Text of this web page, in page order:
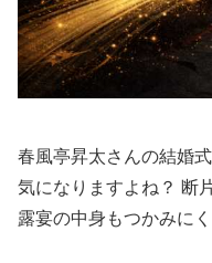
春風亭昇太さんの結婚
気になりますよね？ 断
露宴の中身もつかみにく